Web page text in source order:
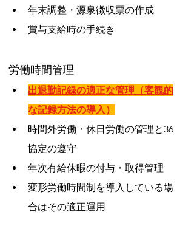
年末調整・源泉徴収票の作成
賞与支給時の手続き
労働時間管理
出退勤記録の適正な管理（客観的
な記録方法の導入）
時間外労働・休日労働の管理と36
協定の遵守
年次有給休暇の付与・取得管理
変形労働時間制を導入している場
合はその適正運用